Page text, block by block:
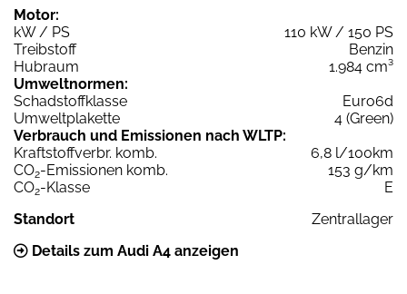
Motor:
kW / PS
110 kW / 150 PS
Treibstoff
Benzin
Hubraum
1.984 cm³
Umweltnormen:
Schadstoffklasse
Euro6d
Umweltplakette
4 (Green)
Verbrauch und Emissionen nach WLTP:
Kraftstoffverbr. komb.
6,8 l/100km
CO2-Emissionen komb.
153 g/km
CO2-Klasse
E
Standort
Zentrallager
Details zum Audi A4 anzeigen